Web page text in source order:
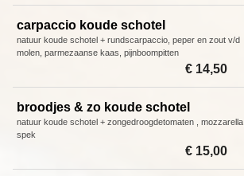
carpaccio koude schotel
natuur koude schotel + rundscarpaccio, peper en zout v/d
molen, parmezaanse kaas, pijnboompitten
€ 14,50
broodjes & zo koude schotel
natuur koude schotel + zongedroogdetomaten , mozzarella,
spek
€ 15,00